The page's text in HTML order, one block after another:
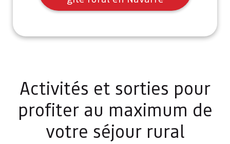
Activités et sorties pour
profiter au maximum de
votre séjour rural